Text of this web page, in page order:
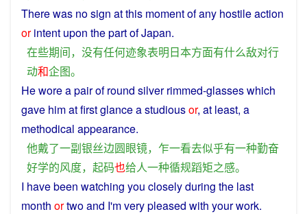
Therewas nosign atthis moment ofany hostileaction
or intent upon thepartofJapan.
在些期间， 没有任何迹象表明日本方面有什么敌对行
动和企图。
He woreapairof round silverrimmed-glasseswhich
gave himat first glanceastudiousor, at least, a
methodical appearance.
他戴了一副银丝边圆眼镜， 乍一看去似乎有一种勤奋
好学的风度， 起码也给人一种循规蹈矩之感。
I havebeen watching you closelyduring the last
month ortwoand I'mverypleased with yourwork.